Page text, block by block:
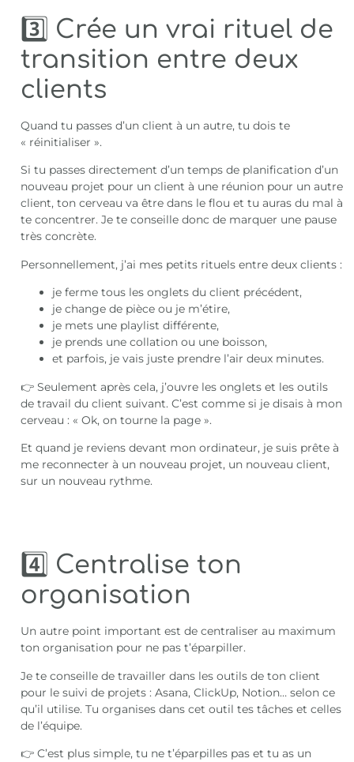
3️⃣ Crée un vrai rituel de
transition entre deux
clients
Quand tu passes d’un client à un autre, tu dois te
« réinitialiser ».
Si tu passes directement d’un temps de planification d’un
nouveau projet pour un client à une réunion pour un autre
client, ton cerveau va être dans le flou et tu auras du mal à
te concentrer. Je te conseille donc de marquer une pause
très concrète.
Personnellement, j’ai mes petits rituels entre deux clients :
je ferme tous les onglets du client précédent,
je change de pièce ou je m’étire,
je mets une playlist différente,
je prends une collation ou une boisson,
et parfois, je vais juste prendre l’air deux minutes.
👉 Seulement après cela, j’ouvre les onglets et les outils
de travail du client suivant. C’est comme si je disais à mon
cerveau : « Ok, on tourne la page ».
Et quand je reviens devant mon ordinateur, je suis prête à
me reconnecter à un nouveau projet, un nouveau client,
sur un nouveau rythme.
4️⃣ Centralise ton
organisation
Un autre point important est de centraliser au maximum
ton organisation pour ne pas t’éparpiller.
Je te conseille de travailler dans les outils de ton client
pour le suivi de projets : Asana, ClickUp, Notion… selon ce
qu’il utilise. Tu organises dans cet outil tes tâches et celles
de l’équipe.
👉 C’est plus simple, tu ne t’éparpilles pas et tu as un